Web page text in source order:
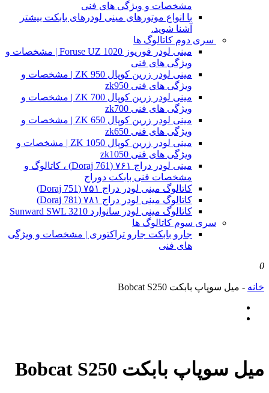
مشخصات و ویژگی های فنی
با انواع موتورهای مینی لودرهای بابکت بیشتر
آشنا شوید.
سری دوم کاتالوگ ها
مینی لودر فوریوز Foruse UZ 1020 | مشخصات و
ویژگی های فنی
مینی لودر زرین کوپال ZK 950 | مشخصات و
ویژگی های فنی zk950
مینی لودر زرین کوپال ZK 700 | مشخصات و
ویژگی های فنی zk700
مینی لودر زرین کوپال ZK 650 | مشخصات و
ویژگی های فنی zk650
مینی لودر زرین کوپال ZK 1050 | مشخصات و
ویژگی های فنی zk1050
مینی لودر دراج ۷۶۱ (Doraj 761) ، کاتالوگ و
مشخصات فنی بابکت دوراج
کاتالوگ مینی لودر دراج ۷۵۱ (Doraj 751)
کاتالوگ مینی لودر دراج ۷۸۱ (Doraj 781)
کاتالوگ مینی لودر سانوارد Sunward SWL 3210
سری سوم کاتالوگ ها
جارو بابکت جارو تراکتوری | مشخصات و ویژگی
های فنی
0
خانه - میل سوپاپ بابکت Bobcat S250
میل سوپاپ بابکت Bobcat S250